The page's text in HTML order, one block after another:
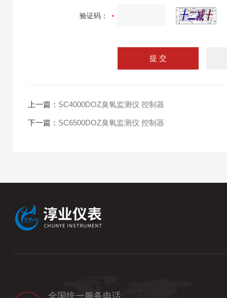
验证码：
上一篇： SC4000DOZ臭氧监测仪 控制器
下一篇： SC6500DOZ臭氧监测仪 控制器
全国统一服务电话